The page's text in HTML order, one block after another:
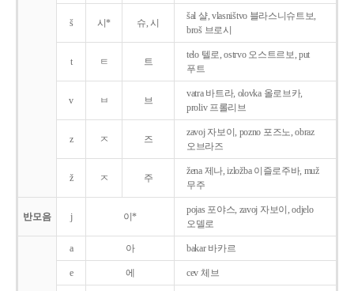
š 시* 슈, 시
šal 샬, vlasništvo 블라스니슈트보,
broš 브로시
t ㅌ 트
telo 텔로, ostrvo 오스트르보, put
푸트
v ㅂ 브
vatra 바트라, olovka 올로브카,
proliv 프롤리브
z ㅈ 즈
zavoj 자보이, pozno 포즈노, obraz
오브라즈
ž ㅈ 주
žena 제나, izložba 이즐로주바, muž
무주
반모음 j 이*
pojas 포야스, zavoj 자보이, odjelo
오델로
a 아 bakar 바카르
e 에 cev 체브